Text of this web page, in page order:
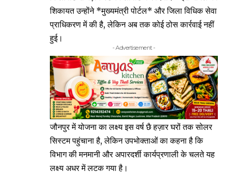
शिकायत उन्होंने *मुख्यमंत्री पोर्टल* और जिला विधिक सेवा
प्राधिकरण में की है, लेकिन अब तक कोई ठोस कार्रवाई नहीं
हुई।
- Advertisement -
जौनपुर में योजना का लक्ष्य इस वर्ष छै हज़ार घरों तक सोलर
सिस्टम पहुंचाना है, लेकिन उपभोक्ताओं का कहना है कि
विभाग की मनमानी और अपारदर्शी कार्यप्रणाली के चलते यह
लक्ष्य अधर में लटक गया है।